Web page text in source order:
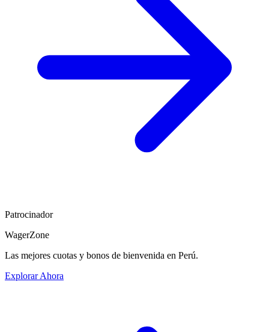
Patrocinador
WagerZone
Las mejores cuotas y bonos de bienvenida en Perú.
Explorar Ahora